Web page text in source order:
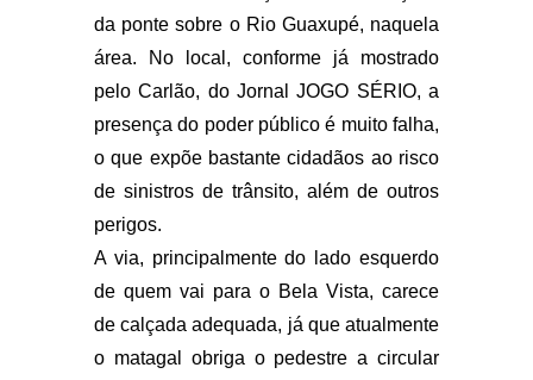
da ponte sobre o Rio Guaxupé, naquela
área. No local, conforme já mostrado
pelo Carlão, do Jornal JOGO SÉRIO, a
presença do poder público é muito falha,
o que expõe bastante cidadãos ao risco
de sinistros de trânsito, além de outros
perigos.
A via, principalmente do lado esquerdo
de quem vai para o Bela Vista, carece
de calçada adequada, já que atualmente
o matagal obriga o pedestre a circular